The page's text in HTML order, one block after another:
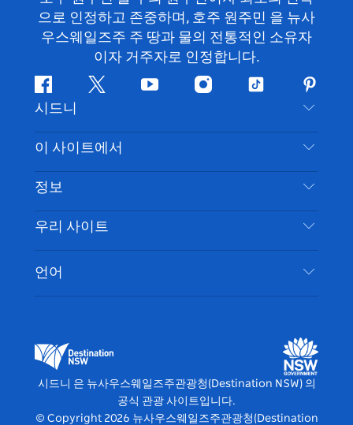
으로 인정하고 존중하며, 호주 원주민 을 뉴사
우스웨일즈주 주 땅과 물의 전통적인 소유자
이자 거주자로 인정합니다.
페
이
스
북
지
귀
다
유
브
인
타
램
틱
핀
터
레
스
트
시드니
문의하기
부인 성명
쿠키 고지
이 사이트에서
목적지
할 일
이벤트
숙소
정보
여행 정보
시드니 접근성
귀하의 사업을 등록하세요
우리 사이트
뉴사우스웨일즈주관광청(Destination NSW) 미디
어 센터
비비드 시드니(Vivid Sydney)
언어
시드니 은 뉴사우스웨일즈주관광청(Destination NSW) 의
공식 관광 사이트입니다.
© Copyright 2026 뉴사우스웨일즈주관광청(Destination